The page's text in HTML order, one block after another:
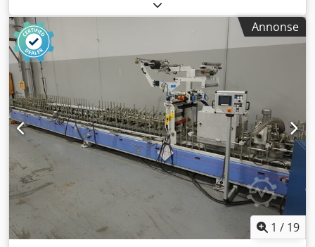
Forberedelseslinje for honeycomb-plater SZ0M18) Nr. 6
etasjepresse "COLOMBO REMO" (mm??x mm ??). SZ0M21)
Format- og kalibreringslinje for honeycomb-plater
"GABBIANI + CELASCHI + ELMAG + COSTA LEVIGATRICI"
Mange andre maskiner (boremaskin VITAP, sirkelsager,
limpåføringsmaskiner osv.), avsugsanlegg, rullebaner,
hyller (veggstativ), gaffeltrucker, palletraller, osv.
Maskinene er fortsatt installert hos brukeren og kan
inspiseres etter avtale.
Annonse
1 / 19